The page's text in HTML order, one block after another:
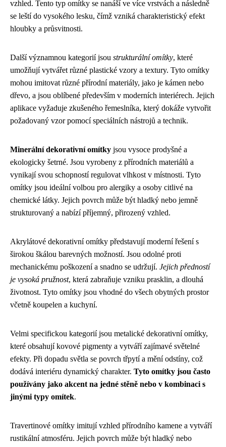
vzhled. Tento typ omítky se nanáší ve více vrstvách a následně
se leští do vysokého lesku, čímž vzniká charakteristický efekt
hloubky a průsvitnosti.
Další významnou kategorií jsou strukturální omítky, které
umožňují vytvářet různé plastické vzory a textury. Tyto omítky
mohou imitovat různé přírodní materiály, jako je kámen nebo
dřevo, a jsou oblíbené především v moderních interiérech. Jejich
aplikace vyžaduje zkušeného řemeslníka, který dokáže vytvořit
požadovaný vzor pomocí speciálních nástrojů a technik.
Minerální dekorativní omítky jsou vysoce prodyšné a
ekologicky šetrné. Jsou vyrobeny z přírodních materiálů a
vynikají svou schopností regulovat vlhkost v místnosti. Tyto
omítky jsou ideální volbou pro alergiky a osoby citlivé na
chemické látky. Jejich povrch může být hladký nebo jemně
strukturovaný a nabízí příjemný, přirozený vzhled.
Akrylátové dekorativní omítky představují moderní řešení s
širokou škálou barevných možností. Jsou odolné proti
mechanickému poškození a snadno se udržují. Jejich předností
je vysoká pružnost, která zabraňuje vzniku prasklin, a dlouhá
životnost. Tyto omítky jsou vhodné do všech obytných prostor
včetně koupelen a kuchyní.
Velmi specifickou kategorií jsou metalické dekorativní omítky,
které obsahují kovové pigmenty a vytváří zajímavé světelné
efekty. Při dopadu světla se povrch třpytí a mění odstíny, což
dodává interiéru dynamický charakter. Tyto omítky jsou často
používány jako akcent na jedné stěně nebo v kombinaci s
jinými typy omítek.
Travertinové omítky imitují vzhled přírodního kamene a vytváří
rustikální atmosféru. Jejich povrch může být hladký nebo